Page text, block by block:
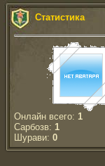
Статистика
Онлайн всего: 1
Сарбозв: 1
Шурави: 0